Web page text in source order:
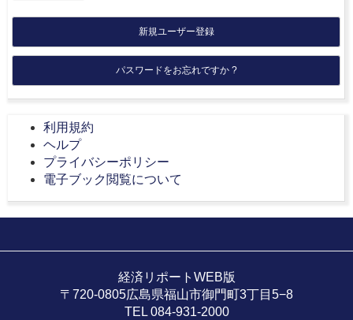
新規ユーザー登録
パスワードをお忘れですか ?
利用規約
ヘルプ
プライバシーポリシー
電子ブック閲覧について
経済リポートWEB版
〒720-0805広島県福山市御門町3丁目5−8
TEL 084-931-2000